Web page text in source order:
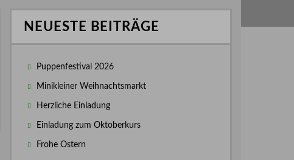
NEUESTE BEITRÄGE
Puppenfestival 2026
Minikleiner Weihnachtsmarkt
Herzliche Einladung
Einladung zum Oktoberkurs
Frohe Ostern